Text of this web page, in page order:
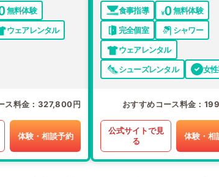
無料体験
ウェアレンタル
ス料金 327,800円
体験・相談予約
食事指導
無料体験
完全個室
シャワー
ウェアレンタル
シューズレンタル
女
おすすめコース料金
公式サイトで見
る
体験・相